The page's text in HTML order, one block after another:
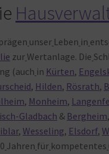
prägen unser Leben in
zur Wertanlage. Die
(auch in Kürten,
, Hilden, Rösrath,
, Monheim,
Gladbach & Bergheim
,Wesseling, Elsdorf,
Jahren für kompetentes